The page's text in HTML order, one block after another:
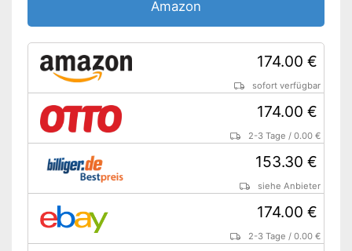
Zusätzliche Lanze
Netzkabel
Verbindungsschlauch
inkludiert
Wasserdruck regulierbar
Amazon Lieferzeit
siehe Anbieter
Amazon
174.00 €
sofort verfügbar
174.00 €
2-3 Tage /0.00 €
153.30 €
siehe Anbieter
174.00 €
2-3 Tage /0.00 €